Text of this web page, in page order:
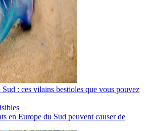
: ces vilains bestioles que vous pouvez
en Europe du Sud peuvent causer de